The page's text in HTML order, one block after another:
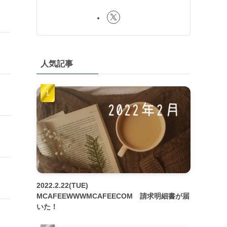
人気記事
2022.2.22(TUE)
MCAFEEWWWMCAFEECOM 請求明細書が届
いた！